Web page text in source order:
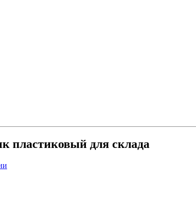
пластиковый для склада